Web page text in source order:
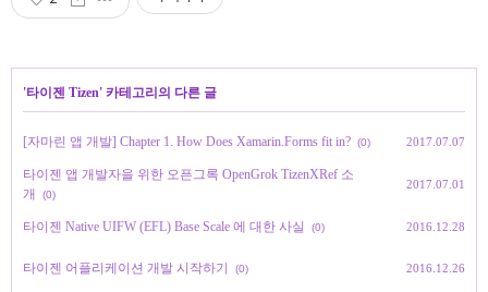
'타이젠 Tizen' 카테고리의 다른 글
[자마린 앱 개발] Chapter 1. How Does Xamarin.Forms fit in? (0) 2017.07.07
타이젠 앱 개발자을 위한 오픈그록 OpenGrok TizenXRef 소
개
(0)
2017.07.01
타이젠 Native UIFW (EFL) Base Scale 에 대한 사실 (0) 2016.12.28
타이젠 어플리케이션 개발 시작하기 (0) 2016.12.26